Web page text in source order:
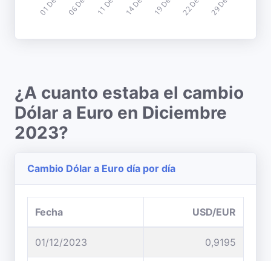
¿A cuanto estaba el cambio
Dólar a Euro en Diciembre
2023?
Cambio Dólar a Euro día por día
Fecha USD/EUR
01/12/2023 0,9195